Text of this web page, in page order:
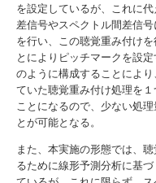
を設定しているが、これに
差信号やスペクトル間差信
を行い、この聴覚重み付け
とによりピッチマークを設
のように構成することによ
ていた聴覚重み付け処理を
ことになるので、少ない処
とが可能となる。
また、本実施の形態では、
るために線形予測分析に基